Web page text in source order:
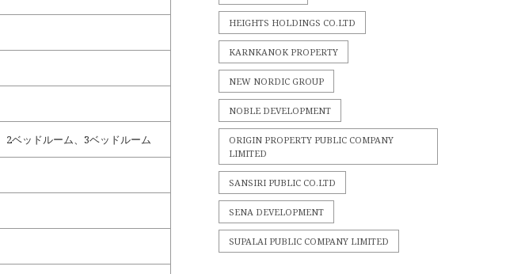
2ベッドルーム、3ベッドルーム
HEIGHTS HOLDINGS CO.LTD
KARNKANOK PROPERTY
NEW NORDIC GROUP
NOBLE DEVELOPMENT
ORIGIN PROPERTY PUBLIC COMPANY
LIMITED
SANSIRI PUBLIC CO.LTD
SENA DEVELOPMENT
SUPALAI PUBLIC COMPANY LIMITED